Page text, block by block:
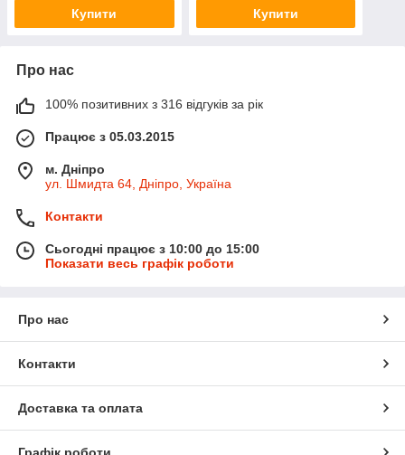
Купити Купити
Про нас
100% позитивних з 316 відгуків за рік
Працює з 05.03.2015
м. Дніпро
ул. Шмидта 64, Дніпро, Україна
Контакти
Сьогодні працює з 10:00 до 15:00
Показати весь графік роботи
Про нас
Контакти
Доставка та оплата